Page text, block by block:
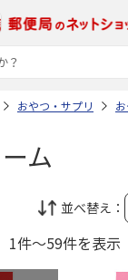
おやつ・サプリ
ム
並べ替え：
1件～59件を表示